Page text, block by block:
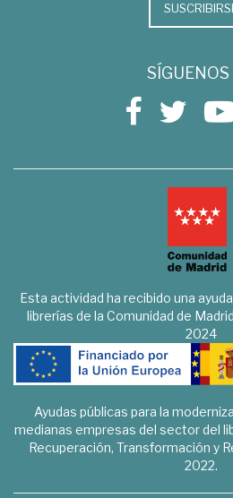
SÍGUENOS
Esta actividad ha recibido una
librerías de la Comunidad de
2024
Ayudas públicas para la
medianas empresas del sector del
Recuperación, Transformación y
2022.